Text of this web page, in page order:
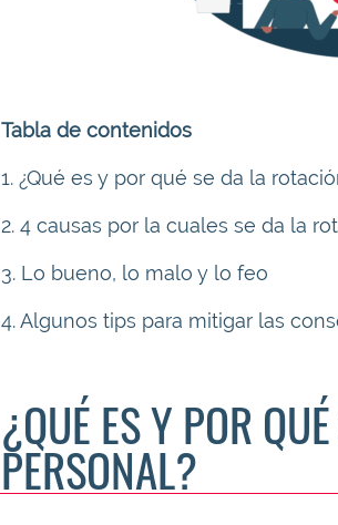
Tabla de contenidos
1. ¿Qué es y por qué se da la
2. 4 causas por la cuales se da la
3. Lo bueno, lo malo y lo feo
4. Algunos tips para mitigar las
¿QUÉ ES Y POR
PERSONAL?